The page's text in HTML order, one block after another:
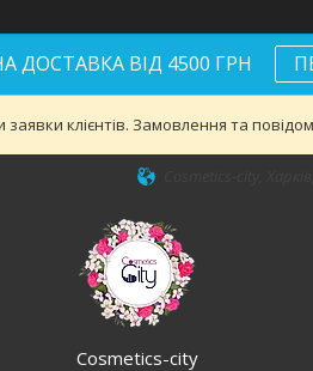
ДОСТАВКА ВІД 4500 ГРН
клієнтів. Замовлення та
Cosmetics-city